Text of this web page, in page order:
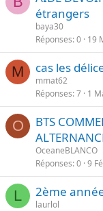
étrangers
baya30
Réponses 0 19
M cas les
mmat62
Réponses 7 1
O
BTS
OceaneBLANCO
Réponses 0 9
L 2ème
laurlol